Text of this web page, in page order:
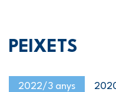
PEIXETS
2022/3 anys